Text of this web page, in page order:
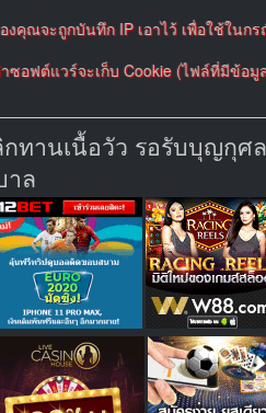
กบันทึก IP เอาไว้ เพื่อใช้ในกรณีที่คุ
ร์จะเก็บ Cookie (ไฟล์ที่มีข้อมูล เช่น
กทานเนื้อวัว รอรับบุญกุ
าล